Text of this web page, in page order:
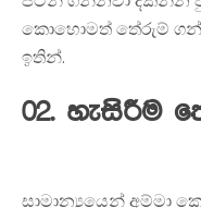
කොහොමත් තේරුම්
ඉතින්.
02. හැසිරීම